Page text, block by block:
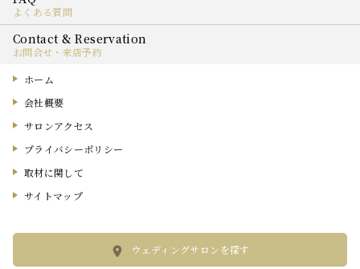
よくある質問
お問合せ・来店予約
ホーム
会社概要
サロンアクセス
プライバシーポリシー
取材に関して
サイトマップ
ウェディングサロンを探す